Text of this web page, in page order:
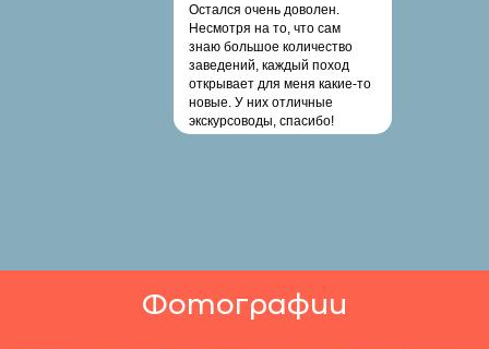
Остался очень доволен.
Несмотря на то, что сам
знаю большое количество
заведений, каждый поход
открывает для меня какие-то
новые. У них отличные
экскурсоводы, спасибо!
Фотографии